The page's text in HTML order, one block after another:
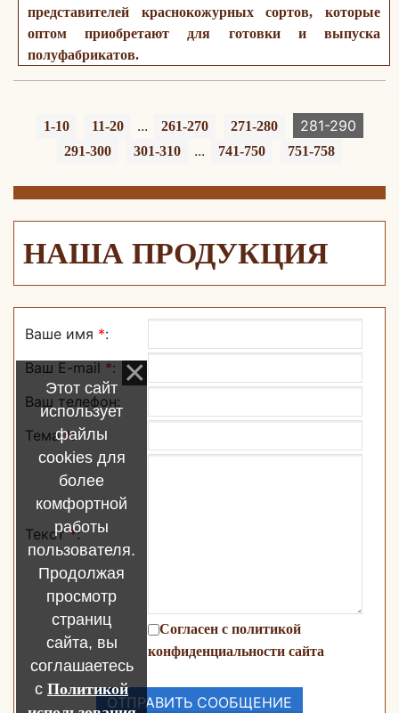
представителей краснокожурных сортов, которые
оптом приобретают для готовки и выпуска
полуфабрикатов.
1-10 11-20 ... 261-270 271-280 281-290
291-300 301-310 ... 741-750 751-758
НАША ПРОДУКЦИЯ
Ваше имя *:
Ваш E-mail *:
Ваш телефон:
Тема*:
Текст*:
Согласен с политикой
конфиденциальности сайта
Этот сайт
использует
файлы
cookies для
более
комфортной
работы
пользователя.
Продолжая
просмотр
страниц
сайта, вы
соглашаетесь
сПолитикой